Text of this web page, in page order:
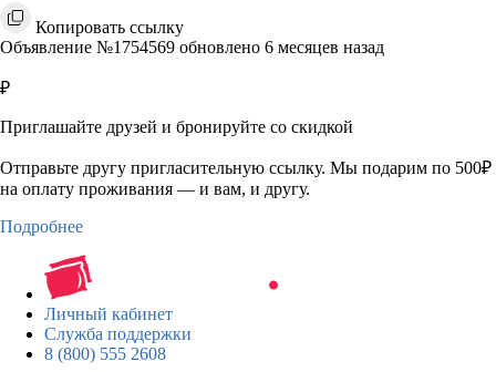
Копировать ссылку
Объявление №1754569 обновлено 6 месяцев назад
₽
Приглашайте друзей и бронируйте со скидкой
Отправьте другу пригласительную ссылку. Мы подарим по 500₽
на оплату проживания — и вам, и другу.
Подробнее
Личный кабинет
Служба поддержки
8 (800) 555 2608